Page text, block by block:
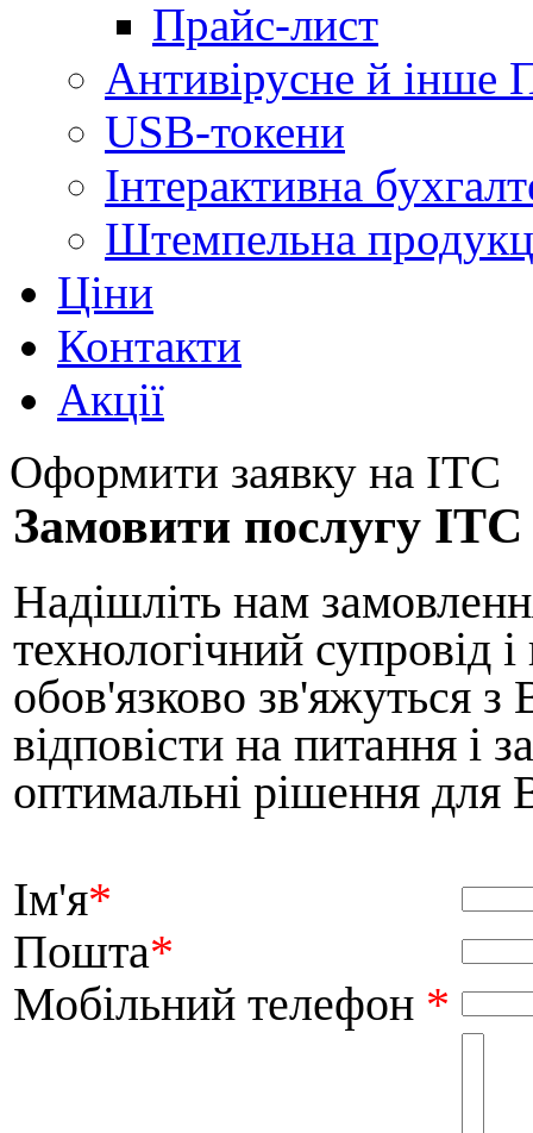
Прайс-лист
Антивірусне й інше
USB-токени
Інтерактивна
Штемпельна
Ціни
Контакти
Акції
Оформити заявку на ІТС
Замовити послугу ІТС
Надішліть нам
технологічний супровід
обов'язково зв'яжуться
відповісти на питання і
оптимальні рішення для
Ім'я*
Пошта*
Мобільний телефон *